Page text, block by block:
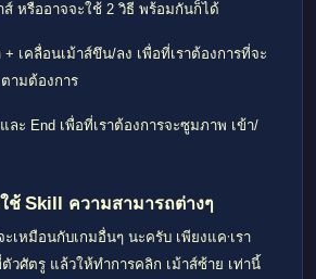
ส์ หรืออาจจะใช้ 2 วิธี พร้อมกันก็ได้
+ เคลื่อนเม้าส์ขึน/ลง เพื่อที่เราต้องการที่จะ
ามต้องการ
ละ End เพื่อที่เราต้องการจะซูมภาพ เข้า/
ช้ Skill ความสามารถต่างๆ
ะเหมือนกับเกมอื่นๆ นะครับ เพียงแค เรา
ตัวศัตรู แล้วให้ทำการคลิก เม้าส์ซ้าย เท่านี้